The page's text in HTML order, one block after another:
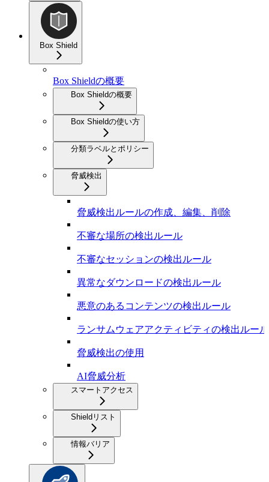
Box Shield
Box Shieldの概要
Box Shieldの概要
Box Shieldの使い方
分類ラベルとポリシー
脅威検出
脅威検出ルールの作成、編集、削除
不審な場所の検出ルール
不審なセッションの検出ルール
異常なダウンロードの検出ルール
悪意のあるコンテンツの検出ルール
ランサムウェアアクティビティの検出ルール
脅威検出の使用
AI脅威分析
スマートアクセス
Shieldリスト
情報バリア